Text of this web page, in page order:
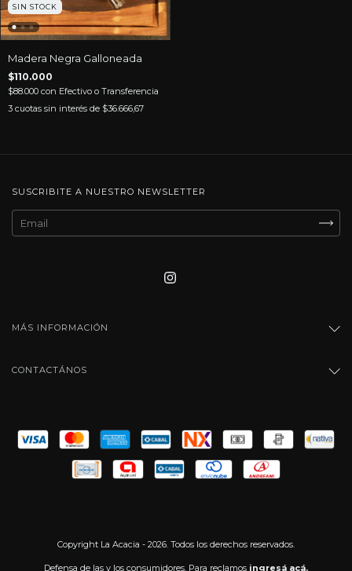
SIN STOCK
Madera Negra Galloneada
$110.000
$88.000 con Efectivo o Transferencia
3 cuotas sin interés de $36.666,67
SUSCRIBITE A NUESTRO NEWSLETTER
MÁS INFORMACIÓN
CONTACTÁNOS
Copyright La Acacia - 2026. Todos los derechos reservados.
Defensa de las y los consumidores. Para reclamos ingresá acá.